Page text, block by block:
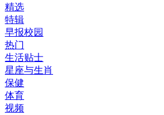
精选
特辑
早报校园
热门
生活贴士
星座与生肖
保健
体育
视频